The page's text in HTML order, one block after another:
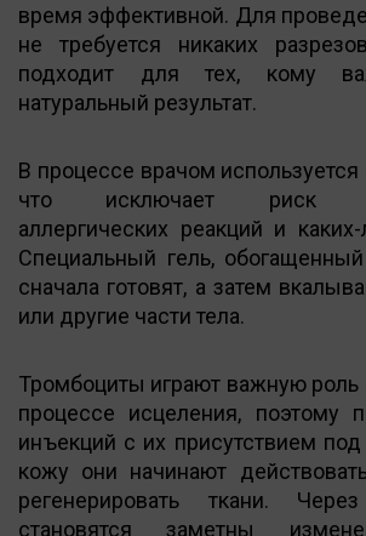
время эффективной. Для
не требуется никаких
подходит для тех, кому
натуральный результат.
В процессе врачом используется
что исключает риск
аллергических реакций и
Специальный гель,
сначала готовят, а затем
или другие части тела.
Тромбоциты играют важную роль
процессе исцеления, поэтому
инъекций с их присутствием
кожу они начинают
регенерировать ткани.
становятся заметны